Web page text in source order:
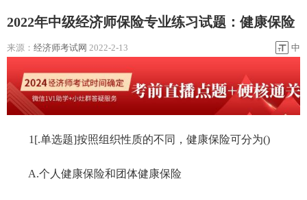
2022年中级经济师保险专业练习试题：健康保险
来源： 经济师考试网 2022-2-13 中
1[.单选题]按照组织性质的不同，健康保险可分为()
A.个人健康保险和团体健康保险